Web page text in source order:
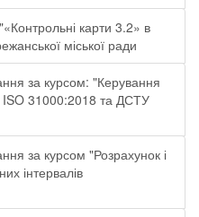
карти 3.2» в
міської ради
за курсом: "Керування
ISO 31000:2018 та ДСТУ
за курсом "Розрахунок і
інтервалів